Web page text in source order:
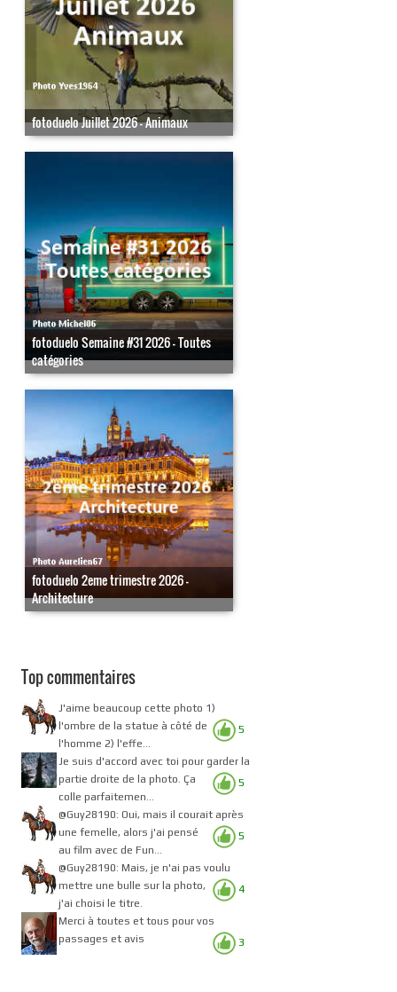
fotoduelo Juillet 2026 - Animaux
fotoduelo Semaine #31 2026 - Toutes
catégories
fotoduelo 2eme trimestre 2026 -
Architecture
Top commentaires
5
J'aime beaucoup cette photo 1)
l'ombre de la statue à côté de
l'homme 2) l'effe...
5
Je suis d'accord avec toi pour garder la
partie droite de la photo. Ça
colle parfaitemen...
5
@Guy28190: Oui, mais il courait après
une femelle, alors j'ai pensé
au film avec de Fun...
4
@Guy28190: Mais, je n'ai pas voulu
mettre une bulle sur la photo,
j'ai choisi le titre.
3
Merci à toutes et tous pour vos
passages et avis